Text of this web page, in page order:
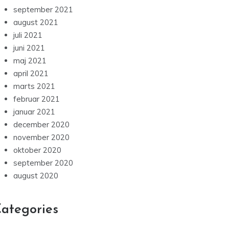
september 2021
august 2021
juli 2021
juni 2021
maj 2021
april 2021
marts 2021
februar 2021
januar 2021
december 2020
november 2020
oktober 2020
september 2020
august 2020